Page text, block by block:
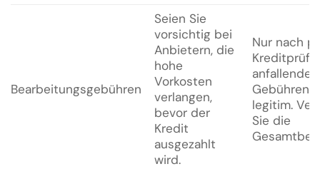
Bearbeitungsgebühren
Seien Sie
vorsichtig bei
Anbietern, die
hohe
Vorkosten
verlangen,
bevor der
Kredit
ausgezahlt
wird.
Nur nach
anfallende
Gebühren
legitim.
Sie die